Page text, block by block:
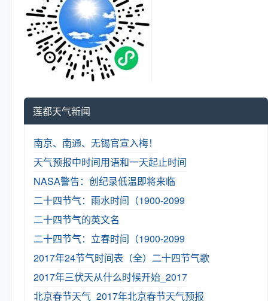
莲都天气新闻
南京、南通、无锡官宣入梅！
天气预报中时间用语和一天起止时间
NASA警告：创纪录低温即将来临
二十四节气：雨水时间（1900-2099
二十四节气的英文名
二十四节气：立春时间（1900-2099
2017年24节气时间表（全） 二十四节气歌
2017年三伏天从什么时候开始_2017
北京春节天气_2017年北京春节天气预报